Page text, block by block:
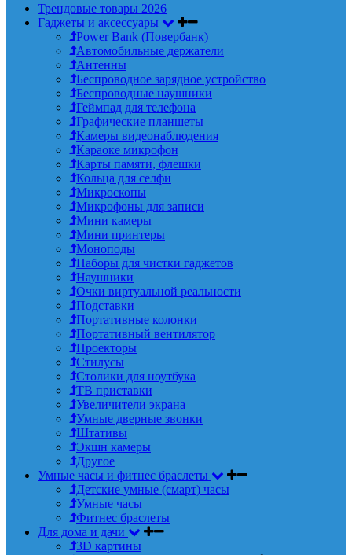
Трендовые товары 2026
Гаджеты и аксессуары
Power Bank (Повербанк)
Автомобильные держатели
Антенны
Беспроводное зарядное устройство
Беспроводные наушники
Геймпад для телефона
Графические планшеты
Камеры видеонаблюдения
Караоке микрофон
Карты памяти, флешки
Кольца для селфи
Микроскопы
Микрофоны для записи
Мини камеры
Мини принтеры
Моноподы
Наборы для чистки гаджетов
Наушники
Очки виртуальной реальности
Подставки
Портативные колонки
Портативный вентилятор
Проекторы
Стилусы
Столики для ноутбука
ТВ приставки
Увеличители экрана
Умные дверные звонки
Штативы
Экшн камеры
Другое
Умные часы и фитнес браслеты
Детские умные (смарт) часы
Умные часы
Фитнес браслеты
Для дома и дачи
3D картины